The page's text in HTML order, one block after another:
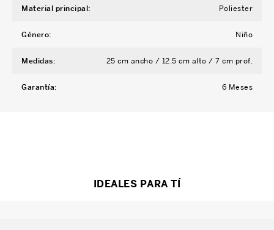
Material principal: Poliester
Género: Niño
Medidas: 25 cm ancho / 12.5 cm alto / 7 cm prof.
Garantía: 6 Meses
IDEALES PARA TÍ